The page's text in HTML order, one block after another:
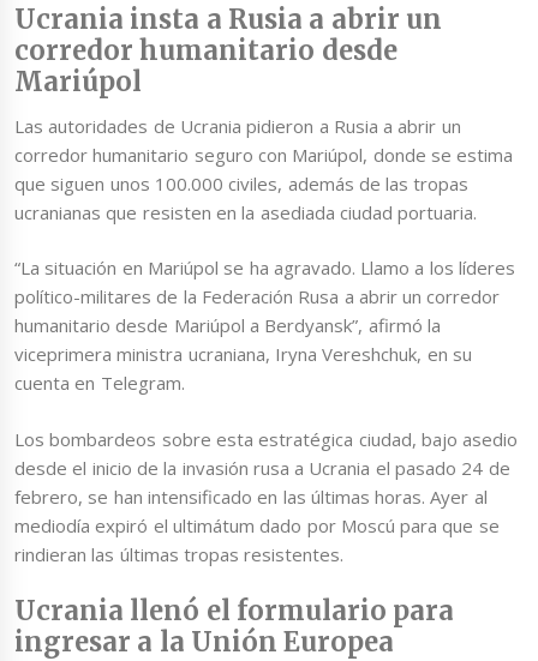
Ucrania insta a Rusia a abrir un
corredor humanitario desde
Mariúpol
Las autoridades de Ucrania pidieron a Rusia a abrir un
corredor humanitario seguro con Mariúpol, donde se estima
que siguen unos 100.000 civiles, además de las tropas
ucranianas que resisten en la asediada ciudad portuaria.
“La situación en Mariúpol se ha agravado. Llamo a los líderes
político-militares de la Federación Rusa a abrir un corredor
humanitario desde Mariúpol a Berdyansk”, afirmó la
viceprimera ministra ucraniana, Iryna Vereshchuk, en su
cuenta en Telegram.
Los bombardeos sobre esta estratégica ciudad, bajo asedio
desde el inicio de la invasión rusa a Ucrania el pasado 24 de
febrero, se han intensificado en las últimas horas. Ayer al
mediodía expiró el ultimátum dado por Moscú para que se
rindieran las últimas tropas resistentes.
Ucrania llenó el formulario para
ingresar a la Unión Europea